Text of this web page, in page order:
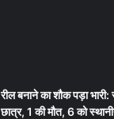
रील बनाने का शौक पड़ा
छात्र, 1 की मौत, 6 को